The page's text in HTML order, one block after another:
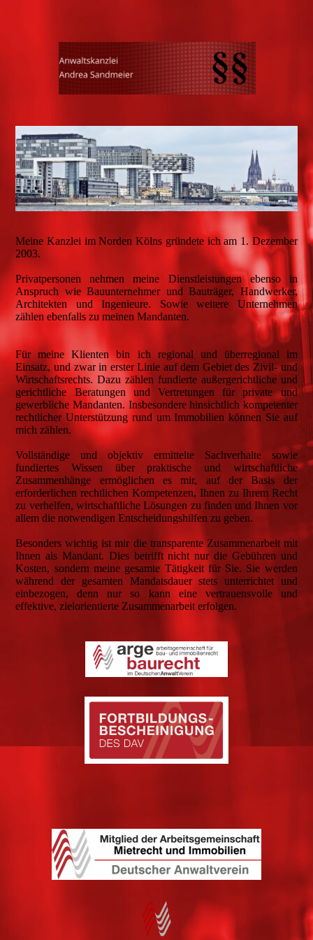
Meine Kanzlei im Norden Kölns gründete ich am 1. Dezember
2003.
Privatpersonen nehmen meine Dienstleistungen ebenso in
Anspruch wie Bauunternehmer und Bauträger, Handwerker,
Architekten und Ingenieure. Sowie weitere Unternehmen
zählen ebenfalls zu meinen Mandanten.
Für meine Klienten bin ich regional und überregional im
Einsatz, und zwar in erster Linie auf dem Gebiet des Zivil- und
Wirtschaftsrechts. Dazu zählen fundierte außergerichtliche und
gerichtliche Beratungen und Vertretungen für private und
gewerbliche Mandanten. Insbesondere hinsichtlich kompetenter
rechtlicher Unterstützung rund um Immobilien können Sie auf
mich zählen.
Vollständige und objektiv ermittelte Sachverhalte sowie
fundiertes Wissen über praktische und wirtschaftliche
Zusammenhänge ermöglichen es mir, auf der Basis der
erforderlichen rechtlichen Kompetenzen, Ihnen zu Ihrem Recht
zu verhelfen, wirtschaftliche Lösungen zu finden und Ihnen vor
allem die notwendigen Entscheidungshilfen zu geben.
Besonders wichtig ist mir die transparente Zusammenarbeit mit
Ihnen als Mandant. Dies betrifft nicht nur die Gebühren und
Kosten, sondern meine gesamte Tätigkeit für Sie. Sie werden
während der gesamten Mandatsdauer stets unterrichtet und
einbezogen, denn nur so kann eine vertrauensvolle und
effektive, zielorientierte Zusammenarbeit erfolgen.